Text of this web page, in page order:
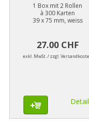
1 Box mit 2 Rollen
à 300 Karten
39 x 75 mm, weiss
27.00 CHF
exkl. MwSt. / zzgl.
Detail